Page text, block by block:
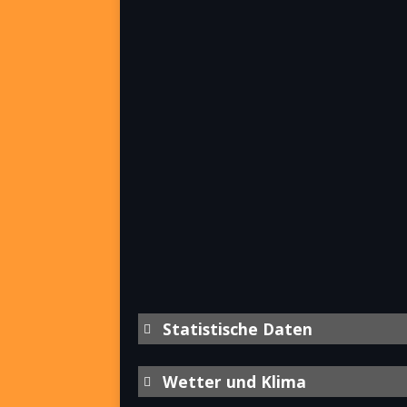
Statistische Daten
Wetter und Klima